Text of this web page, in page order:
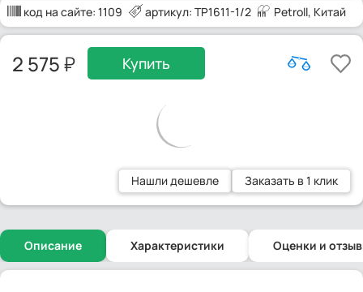
код на сайте: 1109 артикул: TP1611-1/2 Petroll, Китай
2 575 Купить
Нашли дешевле Заказать в 1 клик
Описание Характеристики Оценки и